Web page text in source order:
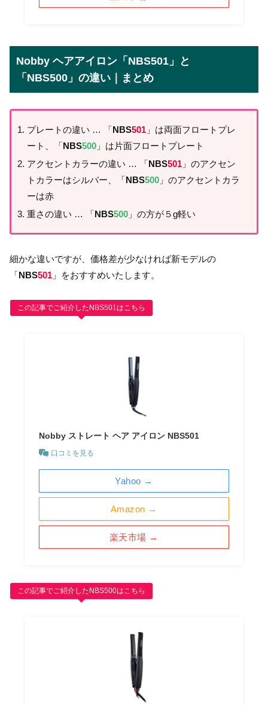
Nobby ヘアアイロン「NBS501」と
「NBS500」の違い｜まとめ
プレートの違い … 「NBS501」は両面フロートプレ
ート、「NBS500」は片面フロートプレート
アクセントカラーの違い … 「NBS501」のアクセン
トカラーはシルバー、「NBS500」のアクセントカラ
ーは赤
重さの違い … 「NBS500」の方が５g軽い
細かな違いですが、価格差が少なければ新モデルの
「NBS501 」をおすすめいたします。
この記事でご紹介したNBS501はこちら
Nobby ストレート ヘア アイロン NBS501
口コミを見る
Amazon →
楽天市場 →
Yahoo →
この記事でご紹介したNBS500はこちら